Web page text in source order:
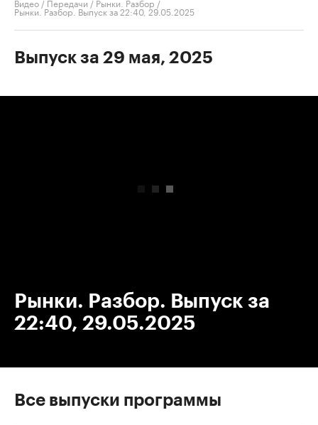
Рынки. Разбор. Выпуск за 22:40, 29.05.2025
Выпуск за 29 мая, 2025
Рынки. Разбор. Выпуск за
22:40, 29.05.2025
Все выпуски программы